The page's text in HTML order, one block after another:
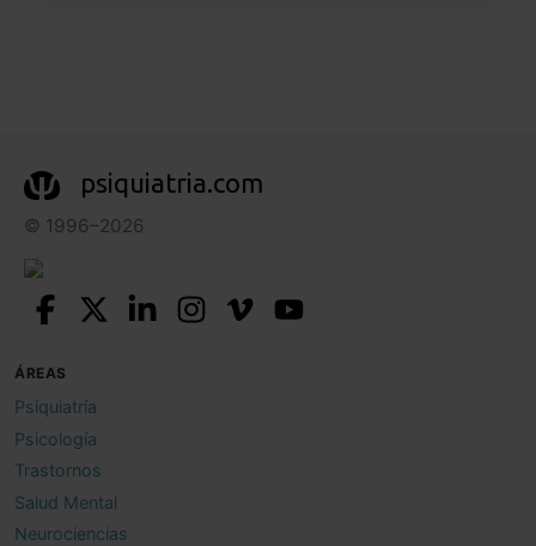
psiquiatria.com
© 1996–2026
ÁREAS
Psiquiatría
Psicología
Trastornos
Salud Mental
Neurociencias